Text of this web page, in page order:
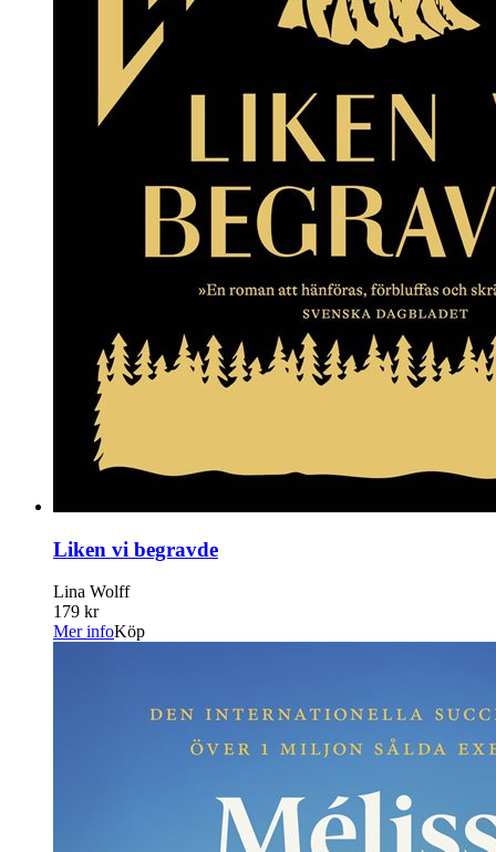
Liken vi begravde
Lina Wolff
179 kr
Mer infoKöp